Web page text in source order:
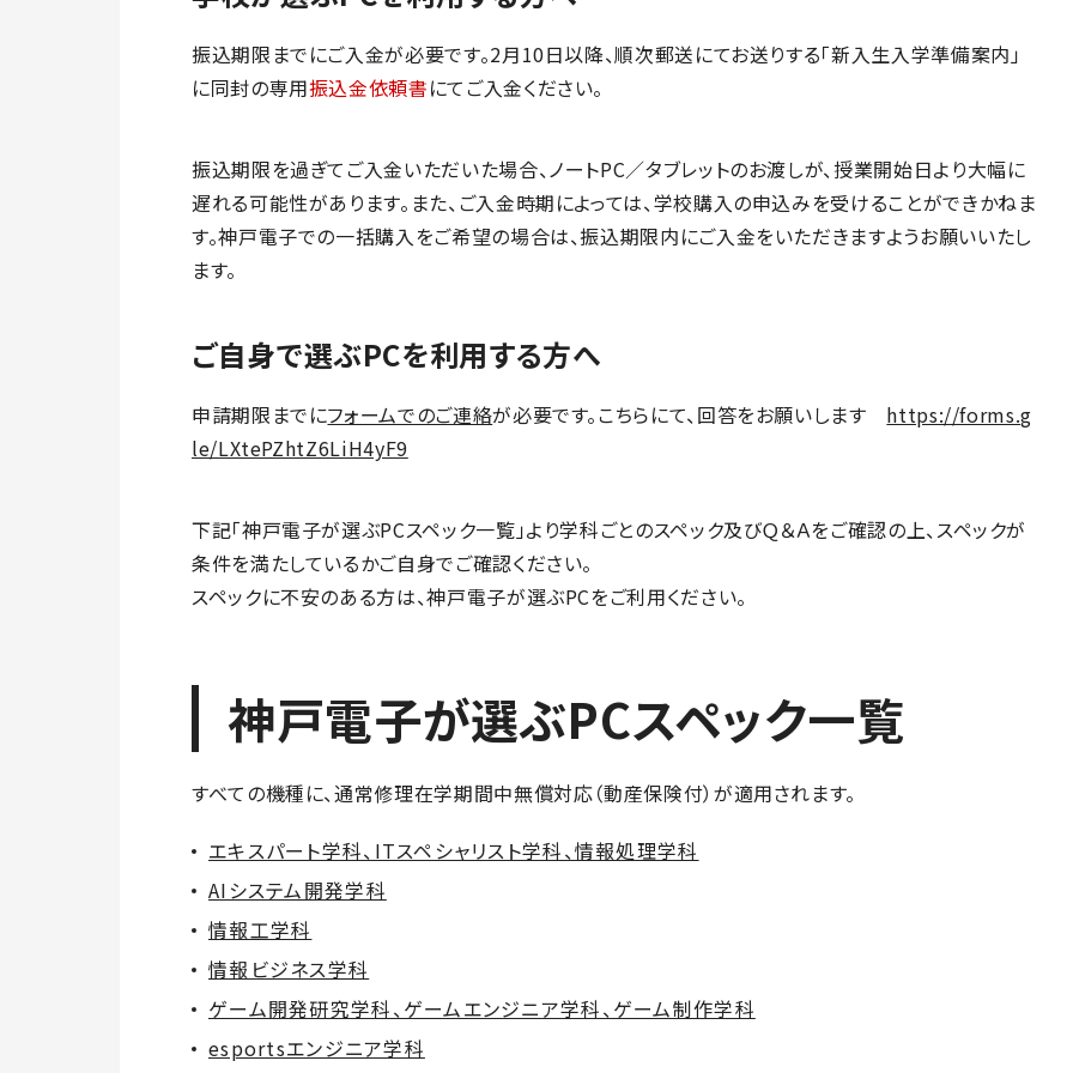
振込期限までにご入金が必要です。2月10日以降、順次郵送にてお送りする「新入生入学準備案内」
に同封の専用振込金依頼書にてご入金ください。
振込期限を過ぎてご入金いただいた場合、ノートPC／タブレットのお渡しが、授業開始日より大幅に
遅れる可能性があります。また、ご入金時期によっては、学校購入の申込みを受けることができかねま
す。神戸電子での一括購入をご希望の場合は、振込期限内にご入金をいただきますようお願いいたし
ます。
ご自身で選ぶPCを利用する方へ
申請期限までにフォームでのご連絡が必要です。こちらにて、回答をお願いします https://forms.g
le/LXtePZhtZ6LiH4yF9
下記「神戸電子が選ぶPCスペック一覧」より学科ごとのスペック及びＱ＆Ａをご確認の上、スペックが
条件を満たしているかご自身でご確認ください。
スペックに不安のある方は、神戸電子が選ぶPCをご利用ください。
神戸電子が選ぶPCスペック一覧
すべての機種に、通常修理在学期間中無償対応（動産保険付）が適用されます。
エキスパート学科、ITスペシャリスト学科、情報処理学科
AIシステム開発学科
情報工学科
情報ビジネス学科
ゲーム開発研究学科、ゲームエンジニア学科、ゲーム制作学科
esportsエンジニア学科